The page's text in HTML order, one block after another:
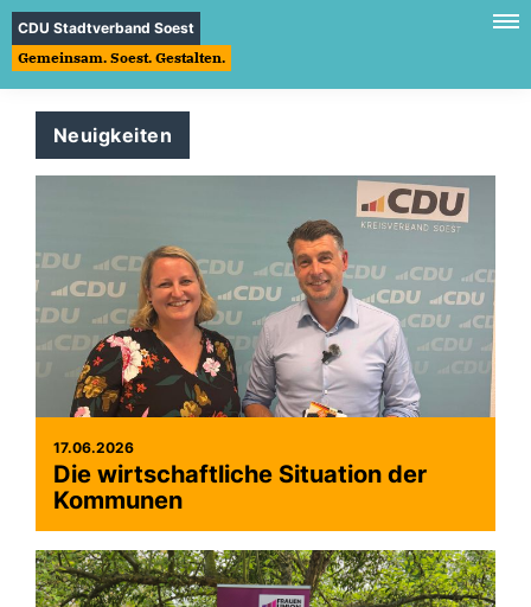
CDU Stadtverband Soest
Gemeinsam. Soest. Gestalten.
Neuigkeiten
17.06.2026
Die wirtschaftliche Situation der
Kommunen